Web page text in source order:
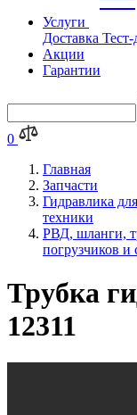
Услуги
Доставка Тест-
Акции
Гарантии
0
Главная
Запчасти
Гидравлика
техники
РВД, шланги,
погрузчиков и
Трубка
12311